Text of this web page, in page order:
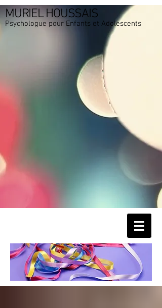
MURIEL HOUSSAIS
Psychologue pour Enfants et Adolescents